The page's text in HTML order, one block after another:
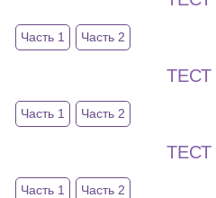
Часть 1 Часть 2
ТЕСТ
Часть 1 Часть 2
ТЕСТ
Часть 1 Часть 2